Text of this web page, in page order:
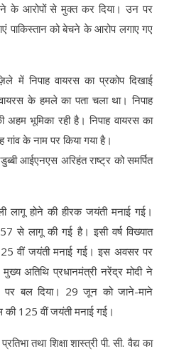
के आरोपों से मुक्त कर दिया। उन पर
पाकिस्तान को बेचने के आरोप लगाए गए
में निपाह वायरस का प्रकोप दिखाई
के हमले का पता चला था। निपाह
भूमिका रही है। निपाह वायरस का
के नाम पर किया गया है।
आईएनएस अरिहंत राष्ट्र को समर्पित
लागू होने की हीरक जयंती मनाई गई।
से लागू की गई है। इसी वर्ष विख्यात
वीं जयंती मनाई गई। इस अवसर पर
अतिथि प्रधानमंत्री नरेंद्र मोदी ने
पर बल दिया। 29 जून को जाने-माने
की 125 वीं जयंती मनाई गई।
तथा शिक्षा शास्त्री पी. सी. वैद्य का